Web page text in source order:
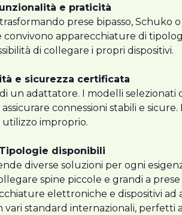
e praticità
prese bipasso, Schuko
apparecchiature di
di collegare i propri dispositivi.
e sicurezza certificata
un adattatore. I modelli selezionati
connessioni stabili e
utilizzo improprio.
Tipologie disponibili
diverse soluzioni per ogni
spine piccole e grandi a
elettroniche e dispositivi ad
vari standard internazionali, perfetti